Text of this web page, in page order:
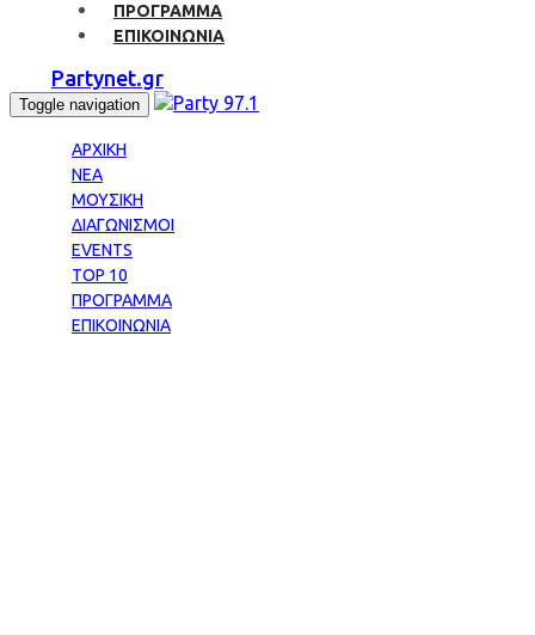
ΠΡΟΓΡΑΜΜΑ
ΕΠΙΚΟΙΝΩΝΙΑ
Partynet.gr
Toggle navigation
ΑΡΧΙΚΗ
ΝΕΑ
ΜΟΥΣΙΚΗ
ΔΙΑΓΩΝΙΣΜΟΙ
EVENTS
TOP 10
ΠΡΟΓΡΑΜΜΑ
ΕΠΙΚΟΙΝΩΝΙΑ